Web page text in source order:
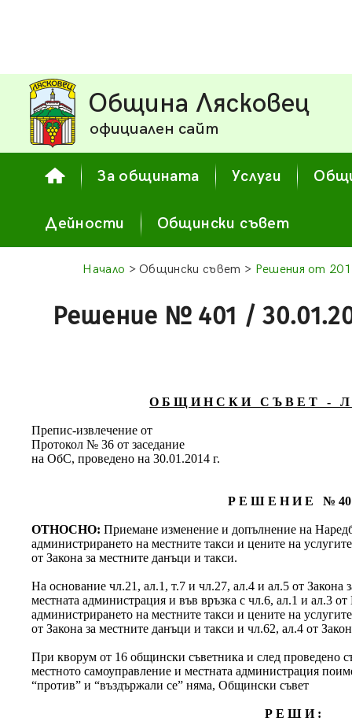
Община Лясковец
официален сайт
За общината Услуги
Дейности Общински съвет
Начало > Общински съвет > Решения от
Решение № 401 /
О Б Щ И Н С К И С Ъ В Е Т - Л
Препис-извлечение от
Протокол № 36 от заседание
на ОбС, проведено на 30.01.2014 г.
Р Е Ш Е Н И Е №
ОТНОСНО:Приемане изменение и допълнение на
администрирането на местните такси и цените на
от Закона за местните данъци и такси.
На основание чл.21, ал.1, т.7 и чл.27, ал.4 и ал.5 от Закона
местната администрация и във връзка с чл.6, ал.1 и ал.3 от
администрирането на местните такси и цените на
от Закона за местните данъци и такси и чл.62, ал.4 от
При кворум от 16 общински съветника и след проведено
местното самоуправление и местната администрация
“против” и “въздържали се” няма, Общински съвет
Р Е Ш И :